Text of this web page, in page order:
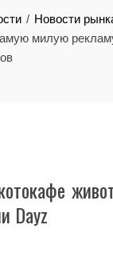
Новости
милую
Dayz